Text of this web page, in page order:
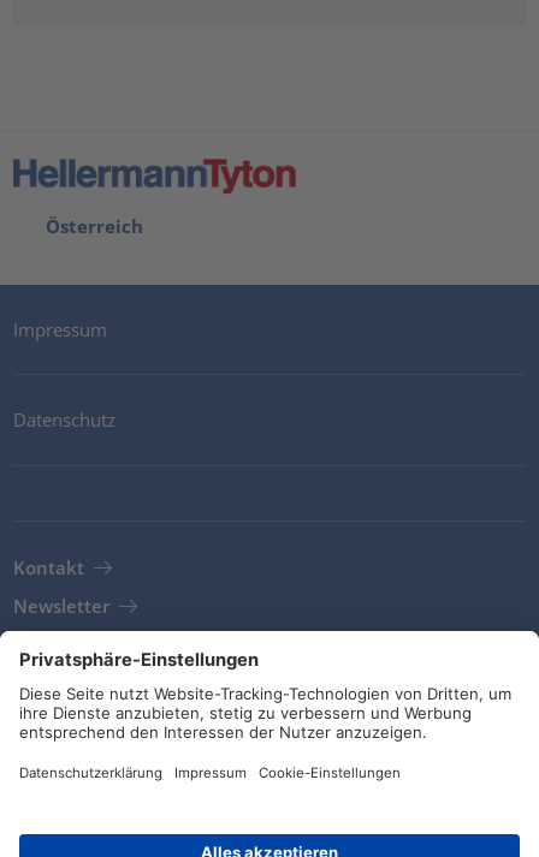
Österreich
Impressum
Datenschutz
Kontakt
Newsletter
AGB
Richtlinien und Bekenntnisse
Soziale Medien